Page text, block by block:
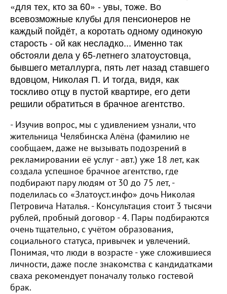
«для тех, кто за 60» - увы, тоже. Во
всевозможные клубы для пенсионеров не
каждый пойдёт, а коротать одному одинокую
старость - ой как несладко... Именно так
обстояли дела у 65-летнего златоустовца,
бывшего металлурга, пять лет назад ставшего
вдовцом, Николая П. И тогда, видя, как
тоскливо отцу в пустой квартире, его дети
решили обратиться в брачное агентство.
- Изучив вопрос, мы с удивлением узнали, что
жительница Челябинска Алёна (фамилию не
сообщаем, даже не вызывать подозрений в
рекламировании её услуг - авт.) уже 18 лет, как
создала успешное брачное агентство, где
подбирают пару людям от 30 до 75 лет, -
поделилась со «Златоуст.инфо» дочь Николая
Петровича Наталья. - Консультация стоит 3 тысячи
рублей, пробный договор - 4. Пары подбираются
очень тщательно, с учётом образования,
социального статуса, привычек и увлечений.
Понимая, что люди в возрасте - уже сложившиеся
личности, даже после знакомства с кандидатками
сваха рекомендует поначалу только гостевой
брак.